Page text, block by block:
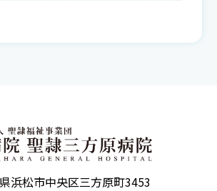
浜松市中央区三方原町3453